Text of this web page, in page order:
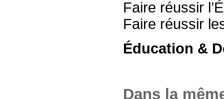
Faire réussir
Faire réussir
Éducation &
Dans la